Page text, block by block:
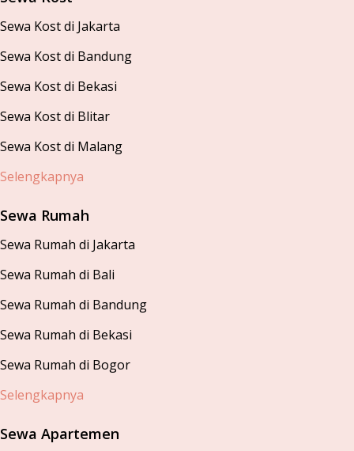
Sewa Kost di Jakarta
Sewa Kost di Bandung
Sewa Kost di Bekasi
Sewa Kost di Blitar
Sewa Kost di Malang
Selengkapnya
Sewa Rumah
Sewa Rumah di Jakarta
Sewa Rumah di Bali
Sewa Rumah di Bandung
Sewa Rumah di Bekasi
Sewa Rumah di Bogor
Selengkapnya
Sewa Apartemen